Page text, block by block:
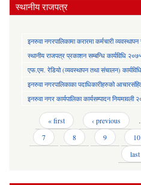
स्थानीय राजपत्र
इनरुवा नगरपालिकामा करारमा कर्मचारी
स्थानीय राजपत्र प्रकाशन सम्बन्धि कार्यविधि
एफ.एम. रेडियो (व्यवस्थापन तथा संचालन)
इनरुवा नगरपालिकाका पदाधिकारीहरुको
इनरुवा नगर कार्यपालिका कार्यसम्पादन नियमावली
Pages « first ‹ previous
7
8 9 10